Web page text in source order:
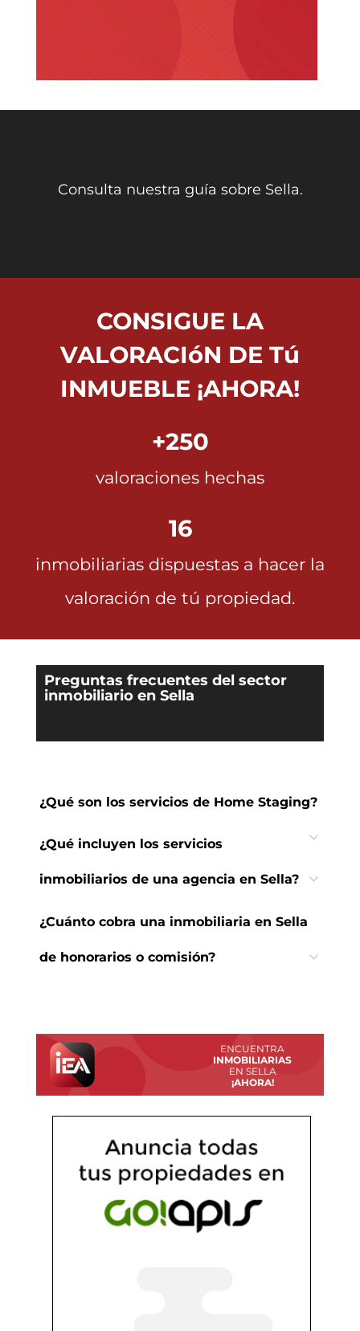
Consulta nuestra guía sobre Sella.
CONSIGUE LA
VALORACIóN DE Tú
INMUEBLE ¡AHORA!
+250
valoraciones hechas
16
inmobiliarias dispuestas a hacer la
valoración de tú propiedad.
Preguntas frecuentes del sector
inmobiliario en Sella
¿Qué son los servicios de Home Staging?
¿Qué incluyen los servicios
inmobiliarios de una agencia en Sella?
¿Cuánto cobra una inmobiliaria en Sella
de honorarios o comisión?
ENCUENTRA
INMOBILIARIAS
EN SELLA
¡AHORA!